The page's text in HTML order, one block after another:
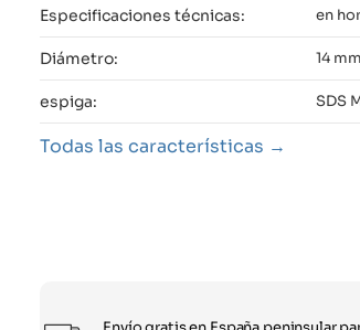
Especificaciones técnicas: en
Diámetro: 14 mm
espiga: SDS
Todas las características